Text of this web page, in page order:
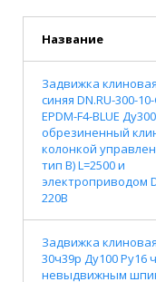
Название
Задвижка
синяя DN.RU-300-
EPDM-F4-BLUE
обрезиненный
колонкой
тип В) L=2500 и
электроприводом
220В
Задвижка
30ч39р Ду100 Ру16
невыдвижным